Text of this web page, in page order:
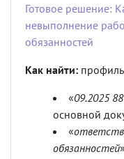
Готовое решение:
невыполнение
обязанностей
Как найти:
«09.2025
основной
«
обязанностей